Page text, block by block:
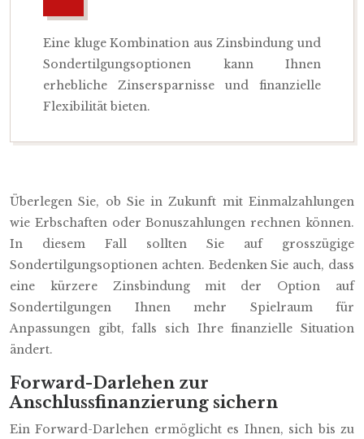
Eine kluge Kombination aus Zinsbindung und
Sondertilgungsoptionen kann Ihnen
erhebliche Zinsersparnisse und finanzielle
Flexibilität bieten.
Überlegen Sie, ob Sie in Zukunft mit Einmalzahlungen
wie Erbschaften oder Bonuszahlungen rechnen können.
In diesem Fall sollten Sie auf grosszügige
Sondertilgungsoptionen achten. Bedenken Sie auch, dass
eine kürzere Zinsbindung mit der Option auf
Sondertilgungen Ihnen mehr Spielraum für
Anpassungen gibt, falls sich Ihre finanzielle Situation
ändert.
Forward-Darlehen zur
Anschlussfinanzierung sichern
Ein Forward-Darlehen ermöglicht es Ihnen, sich bis zu